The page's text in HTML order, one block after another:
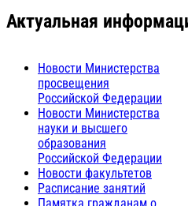
Актуальная
Новости Министерства
просвещения
Российской Федерации
Новости Министерства
науки и высшего
образования
Российской Федерации
Новости факультетов
Расписание занятий